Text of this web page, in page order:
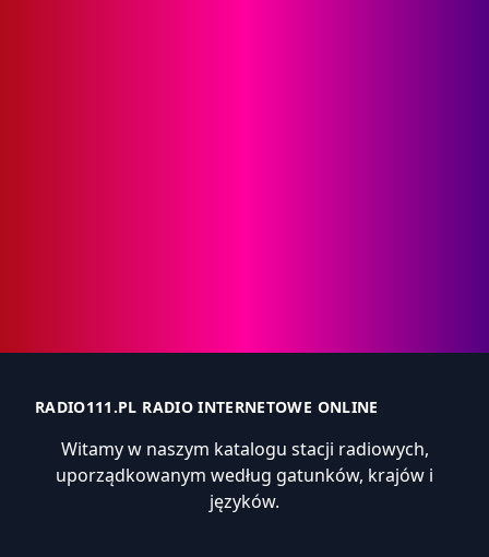
RADIO111.PL RADIO INTERNETOWE ONLINE
Witamy w naszym katalogu stacji radiowych,
uporządkowanym według gatunków, krajów i
języków.